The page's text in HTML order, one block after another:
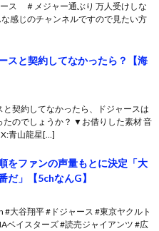
ス ＃メジャー通ぶり 万人受けしな
感じのチャンネルですので見たい方
スと契約してなかったら？【海
と契約してなかったら、ドジャースは
たのでしょうか？ ▼お借りした素材 音
青山龍星[…]
をファンの声量もとに決定「大
だ」【5chなんG】
#大谷翔平 #ドジャース #東京ヤクルト
ベイスターズ #読売ジャイアンツ #広